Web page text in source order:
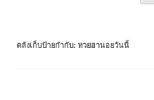
คลังเก็บป้ายกำกับ: หวยฮานอยวันนี้